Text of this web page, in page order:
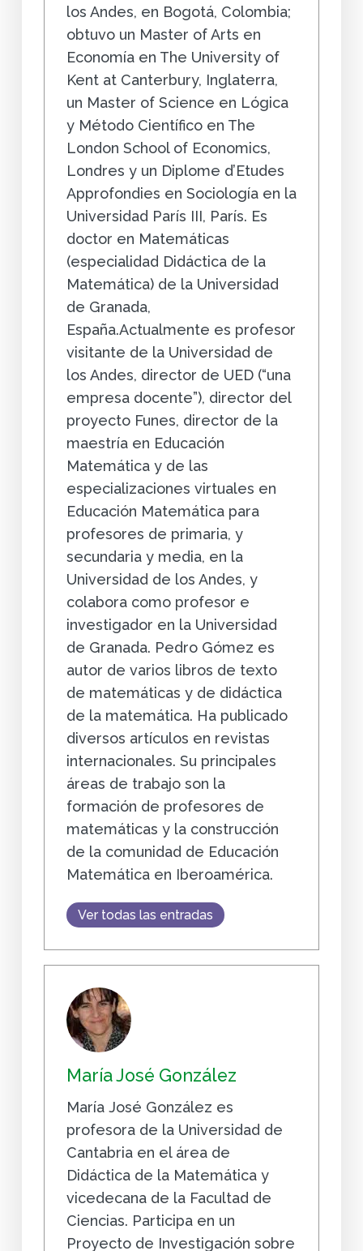
los Andes, en Bogotá, Colombia;
obtuvo un Master of Arts en
Economía en The University of
Kent at Canterbury, Inglaterra,
un Master of Science en Lógica
y Método Científico en The
London School of Economics,
Londres y un Diplome d’Etudes
Approfondies en Sociología en la
Universidad París III, París. Es
doctor en Matemáticas
(especialidad Didáctica de la
Matemática) de la Universidad
de Granada,
España.Actualmente es profesor
visitante de la Universidad de
los Andes, director de UED (“una
empresa docente”), director del
proyecto Funes, director de la
maestría en Educación
Matemática y de las
especializaciones virtuales en
Educación Matemática para
profesores de primaria, y
secundaria y media, en la
Universidad de los Andes, y
colabora como profesor e
investigador en la Universidad
de Granada. Pedro Gómez es
autor de varios libros de texto
de matemáticas y de didáctica
de la matemática. Ha publicado
diversos artículos en revistas
internacionales. Su principales
áreas de trabajo son la
formación de profesores de
matemáticas y la construcción
de la comunidad de Educación
Matemática en Iberoamérica.
Ver todas las entradas
María José González
María José González es
profesora de la Universidad de
Cantabria en el área de
Didáctica de la Matemática y
vicedecana de la Facultad de
Ciencias. Participa en un
Proyecto de Investigación sobre